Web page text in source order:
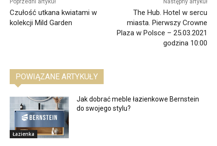
Poprzedni artykuł
Czułość utkana kwiatami w
kolekcji Mild Garden
Następny artykuł
The Hub. Hotel w sercu
miasta. Pierwszy Crowne
Plaza w Polsce – 25.03.2021
godzina 10:00
POWIĄZANE ARTYKUŁY
Łazienka
Jak dobrać meble łazienkowe Bernstein
do swojego stylu?